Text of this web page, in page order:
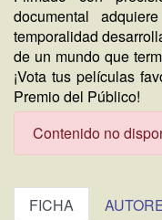
documental
temporalidad
de un mundo que
¡Vota tus películas
Premio del Público!
Contenido no
FICHA